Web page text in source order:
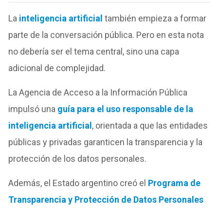
La inteligencia artificial también empieza a formar
parte de la conversación pública. Pero en esta nota
no debería ser el tema central, sino una capa
adicional de complejidad.
La Agencia de Acceso a la Información Pública
impulsó una guía para el uso responsable de la
inteligencia artificial, orientada a que las entidades
públicas y privadas garanticen la transparencia y la
protección de los datos personales.
Además, el Estado argentino creó el Programa de
Transparencia y Protección de Datos Personales